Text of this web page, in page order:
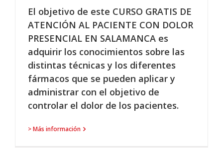
El objetivo de este CURSO GRATIS DE
ATENCIÓN AL PACIENTE CON DOLOR
PRESENCIAL EN SALAMANCA es
adquirir los conocimientos sobre las
distintas técnicas y los diferentes
fármacos que se pueden aplicar y
administrar con el objetivo de
controlar el dolor de los pacientes.
> Más información